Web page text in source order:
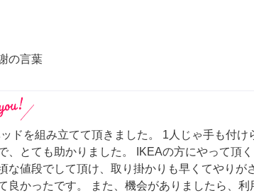
の言葉
ッドを組み立てて頂きました。 1人じゃ手も付け
、とても助かりました。 IKEAの方にやって頂く
な値段でして頂け、取り掛かりも早くてやりが
良かったです。 また、機会がありましたら、利